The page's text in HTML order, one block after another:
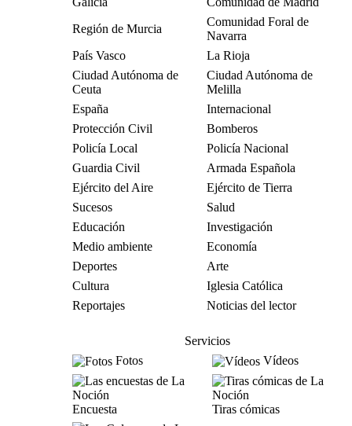
Región de Murcia
Comunidad Foral de
Navarra
País Vasco
La Rioja
Ciudad Autónoma de
Ceuta
Ciudad Autónoma de
Melilla
España
Internacional
Protección Civil
Bomberos
Policía Local
Policía Nacional
Guardia Civil
Armada Española
Ejército del Aire
Ejército de Tierra
Sucesos
Salud
Educación
Investigación
Medio ambiente
Economía
Deportes
Arte
Cultura
Iglesia Católica
Reportajes
Noticias del lector
Servicios
Fotos
Vídeos
Encuesta Tiras cómicas